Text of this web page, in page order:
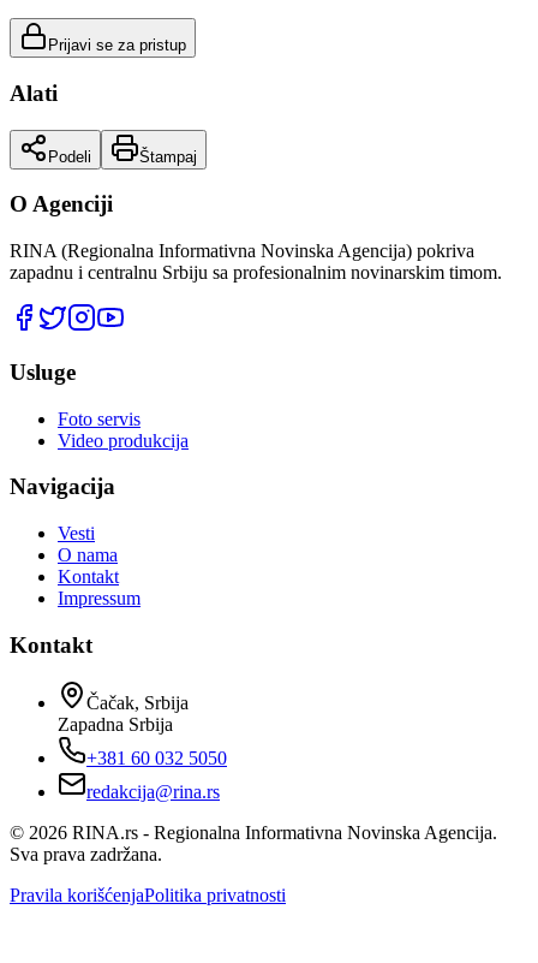
Prijavi se za pristup
Alati
Podeli Štampaj
O Agenciji
RINA (Regionalna Informativna Novinska Agencija) pokriva
zapadnu i centralnu Srbiju sa profesionalnim novinarskim timom.
Usluge
Foto servis
Video produkcija
Navigacija
Vesti
O nama
Kontakt
Impressum
Kontakt
Čačak, Srbija
Zapadna Srbija
+381 60 032 5050
redakcija@rina.rs
© 2026 RINA.rs - Regionalna Informativna Novinska Agencija.
Sva prava zadržana.
Pravila korišćenjaPolitika privatnosti